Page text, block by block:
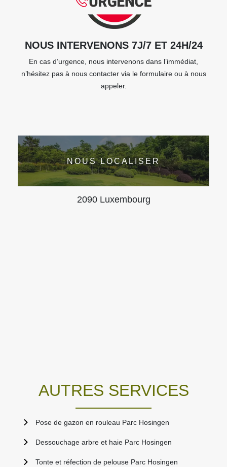
NOUS INTERVENONS 7J/7 ET 24H/24
En cas d’urgence, nous intervenons dans l’immédiat,
n’hésitez pas à nous contacter via le formulaire ou à nous
appeler.
NOUS LOCALISER
2090 Luxembourg
AUTRES SERVICES
Pose de gazon en rouleau Parc Hosingen
Dessouchage arbre et haie Parc Hosingen
Tonte et réfection de pelouse Parc Hosingen